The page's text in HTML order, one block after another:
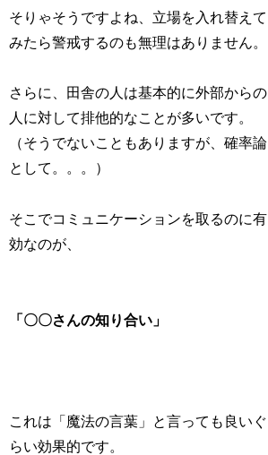
そりゃそうですよね、立場を入れ替えて
みたら警戒するのも無理はありません。
さらに、田舎の人は基本的に外部からの
人に対して排他的なことが多いです。
（そうでないこともありますが、確率論
として。。。）
そこでコミュニケーションを取るのに有
効なのが、
「〇〇さんの知り合い」
これは「魔法の言葉」と言っても良いぐ
らい効果的です。